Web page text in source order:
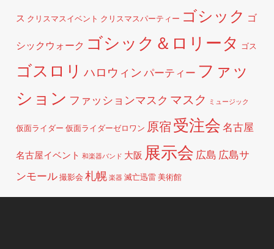
ス クリスマスイベント クリスマスパーティー ゴシック ゴ
シックウォーク ゴシック＆ロリータ ゴス
ゴスロリ ハロウィンパーティー ファッ
ション ファッションマスク マスク ミュージック
仮面ライダー 仮面ライダーゼロワン 原宿受注会名古屋
名古屋イベント 和楽器バンド 大阪 展示会 広島 広島サ
ンモール撮影会 札幌 楽器 滅亡迅雷美術館